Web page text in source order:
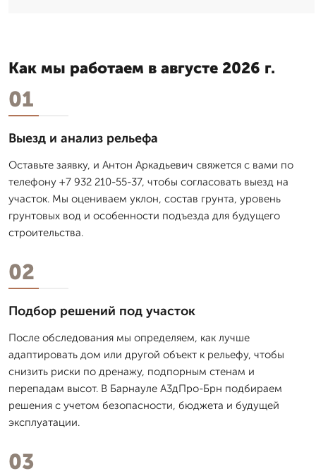
Как мы работаем в августе 2026 г.
01
Выезд и анализ рельефа
Оставьте заявку, и Антон Аркадьевич свяжется с вами по
телефону +7 932 210-55-37, чтобы согласовать выезд на
участок. Мы оцениваем уклон, состав грунта, уровень
грунтовых вод и особенности подъезда для будущего
строительства.
02
Подбор решений под участок
После обследования мы определяем, как лучше
адаптировать дом или другой объект к рельефу, чтобы
снизить риски по дренажу, подпорным стенам и
перепадам высот. В Барнауле А3дПро-Брн подбираем
решения с учетом безопасности, бюджета и будущей
эксплуатации.
03